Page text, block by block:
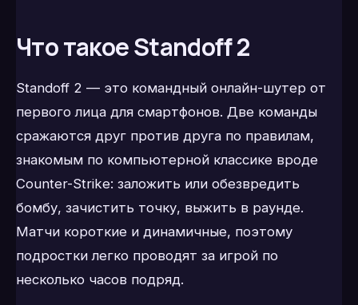
Что такое Standoff 2
Standoff 2 — это командный онлайн-шутер от
первого лица для смартфонов. Две команды
сражаются друг против друга по правилам,
знакомым по компьютерной классике вроде
Counter-Strike: заложить или обезвредить
бомбу, зачистить точку, выжить в раунде.
Матчи короткие и динамичные, поэтому
подростки легко проводят за игрой по
несколько часов подряд.